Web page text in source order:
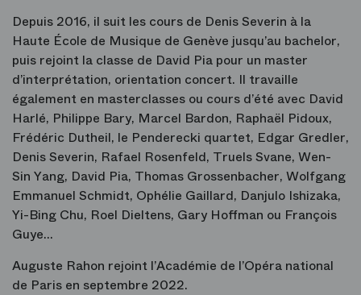
Depuis 2016, il suit les cours de Denis Severin à la
Haute École de Musique de Genève jusqu’au bachelor,
puis rejoint la classe de David Pia pour un master
d’interprétation, orientation concert. Il travaille
également en masterclasses ou cours d’été avec David
Harlé, Philippe Bary, Marcel Bardon, Raphaël Pidoux,
Frédéric Dutheil, le Penderecki quartet, Edgar Gredler,
Denis Severin, Rafael Rosenfeld, Truels Svane, Wen-
Sin Yang, David Pia, Thomas Grossenbacher, Wolfgang
Emmanuel Schmidt, Ophélie Gaillard, Danjulo Ishizaka,
Yi-Bing Chu, Roel Dieltens, Gary Hoffman ou François
Guye…
Auguste Rahon rejoint l’Académie de l’Opéra national
de Paris en septembre 2022.